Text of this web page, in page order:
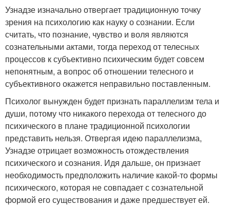
Узнадзе изначально отвергает традиционную точку
зрения на психологию как науку о сознании. Если
считать, что познание, чувство и воля являются
сознательными актами, тогда переход от телесных
процессов к субъективно психическим будет совсем
непонятным, а вопрос об отношении телесного и
субъективного окажется неправильно поставленным.
Психолог вынужден будет признать параллелизм тела и
души, потому что никакого перехода от телесного до
психического в плане традиционной психологии
представить нельзя. Отвергая идею параллелизма,
Узнадзе отрицает возможность отождествления
психического и сознания. Идя дальше, он признает
необходимость предположить наличие какой-то формы
психического, которая не совпадает с сознательной
формой его существования и даже предшествует ей.